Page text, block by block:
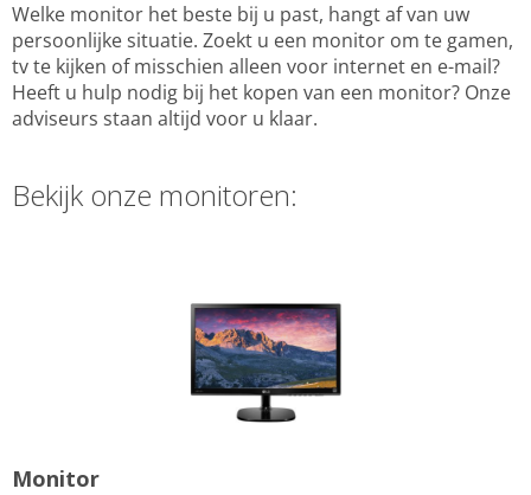
Welke monitor het beste bij u past, hangt af van uw
persoonlijke situatie. Zoekt u een monitor om te gamen,
tv te kijken of misschien alleen voor internet en e-mail?
Heeft u hulp nodig bij het kopen van een monitor? Onze
adviseurs staan altijd voor u klaar.
Bekijk onze monitoren:
Monitor